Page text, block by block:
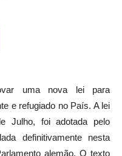
uma nova lei para
e refugiado no País. A lei
Julho, foi adotada pelo
definitivamente nesta
alemão. O texto